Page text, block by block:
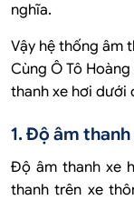
nghĩa.
Vậy hệ thống âm
Cùng Ô Tô
thanh xe hơi dưới
1. Độ âm
Độ âm thanh xe
thanh trên xe